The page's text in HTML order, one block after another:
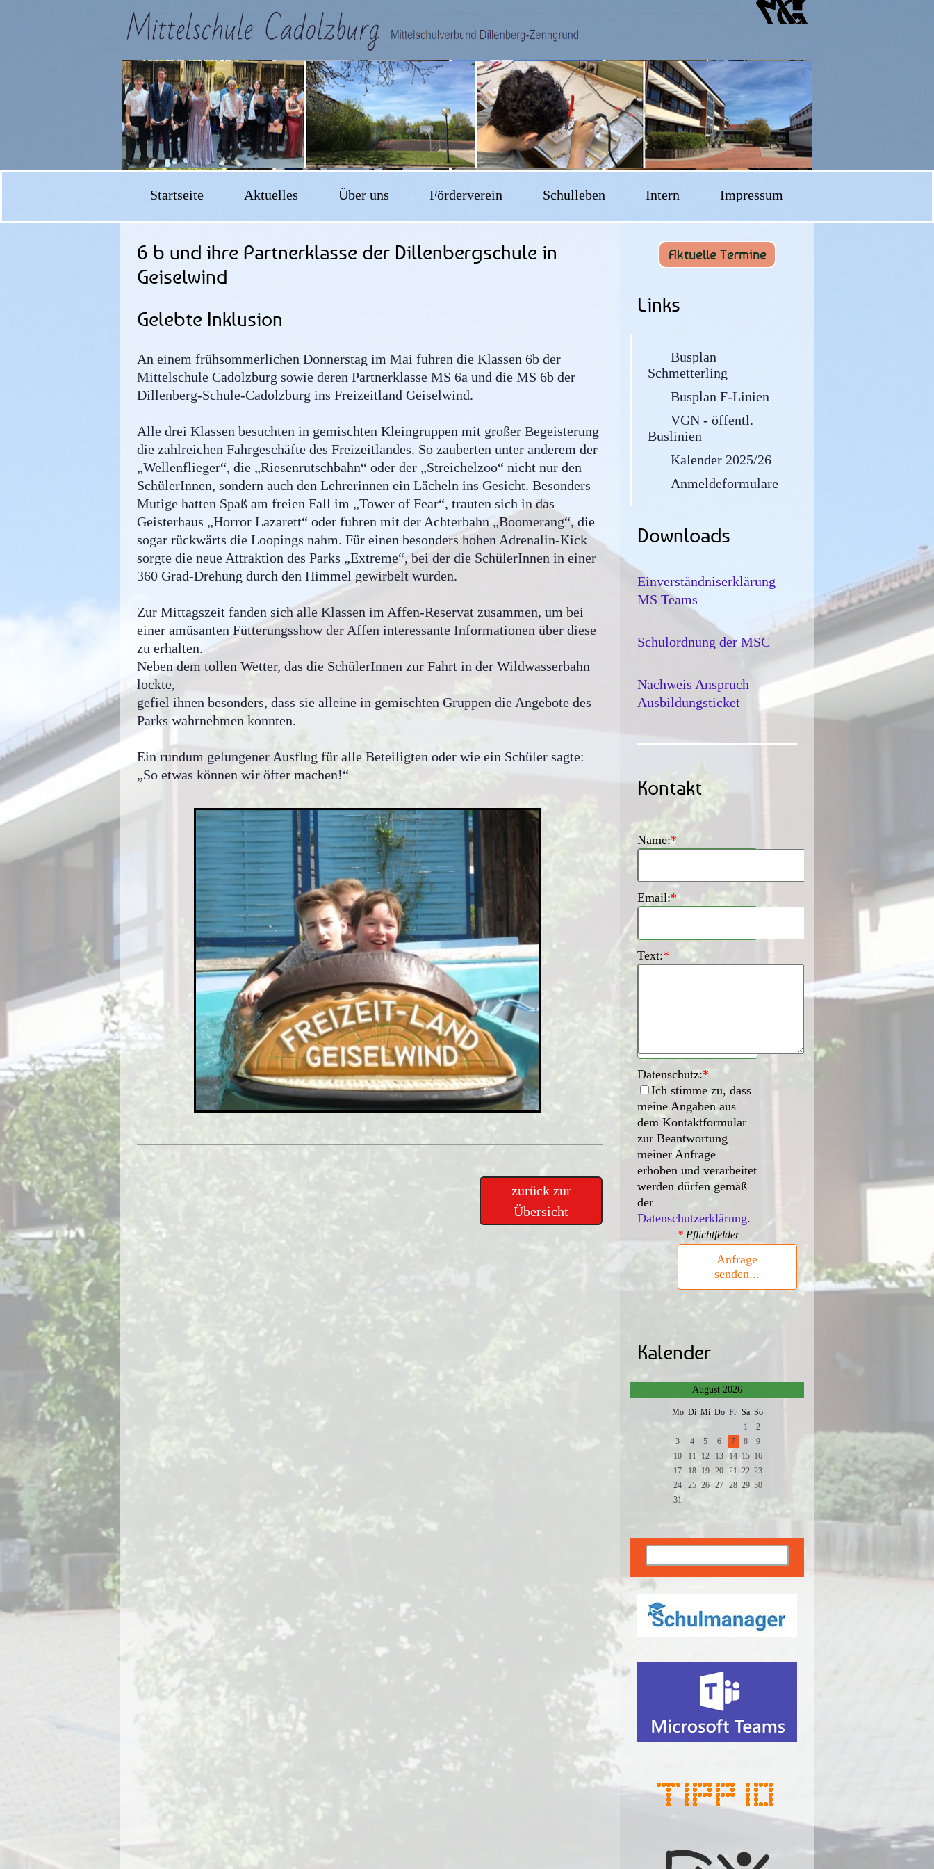
Startseite Aktuelles Über uns Förderverein Schulleben Intern Impressum
Aktuelle Termine
Links
Busplan
Schmetterling
Busplan F-Linien
VGN - öffentl.
Buslinien
Kalender 2025/26
Anmeldeformulare
Downloads
Einverständniserklärung
MS Teams
Schulordnung der MSC
Nachweis Anspruch
Ausbildungsticket
Kontakt
Name:*
Email:*
Text:*
Datenschutz:*
Ich stimme zu, dass
meine Angaben aus
dem Kontaktformular
zur Beantwortung
meiner Anfrage
erhoben und verarbeitet
werden dürfen gemäß
der
Datenschutzerklärung.
*Pflichtfelder
Anfrage
senden...
Kalender
August 2026
Mo Di Mi Do Fr Sa So
1
2
3
4 5 6 7 8
9
10
11 12 13 14 15 16
17
18 19 20 21 22 23
24
25 26 27 28 29 30
31
6 b und ihre Partnerklasse der Dillenbergschule in
Geiselwind
Gelebte Inklusion
An einem frühsommerlichen Donnerstag im Mai fuhren die Klassen 6b der
Mittelschule Cadolzburg sowie deren Partnerklasse MS 6a und die MS 6b der
Dillenberg-Schule-Cadolzburg ins Freizeitland Geiselwind.
Alle drei Klassen besuchten in gemischten Kleingruppen mit großer Begeisterung
die zahlreichen Fahrgeschäfte des Freizeitlandes. So zauberten unter anderem der
„Wellenflieger“, die „Riesenrutschbahn“ oder der „Streichelzoo“ nicht nur den
SchülerInnen, sondern auch den Lehrerinnen ein Lächeln ins Gesicht. Besonders
Mutige hatten Spaß am freien Fall im „Tower of Fear“, trauten sich in das
Geisterhaus „Horror Lazarett“ oder fuhren mit der Achterbahn „Boomerang“, die
sogar rückwärts die Loopings nahm. Für einen besonders hohen Adrenalin-Kick
sorgte die neue Attraktion des Parks „Extreme“, bei der die SchülerInnen in einer
360 Grad-Drehung durch den Himmel gewirbelt wurden.
Zur Mittagszeit fanden sich alle Klassen im Affen-Reservat zusammen, um bei
einer amüsanten Fütterungsshow der Affen interessante Informationen über diese
zu erhalten.
Neben dem tollen Wetter, das die SchülerInnen zur Fahrt in der Wildwasserbahn
lockte,
gefiel ihnen besonders, dass sie alleine in gemischten Gruppen die Angebote des
Parks wahrnehmen konnten.
Ein rundum gelungener Ausflug für alle Beteiligten oder wie ein Schüler sagte:
„So etwas können wir öfter machen!“
zurück zur
Übersicht